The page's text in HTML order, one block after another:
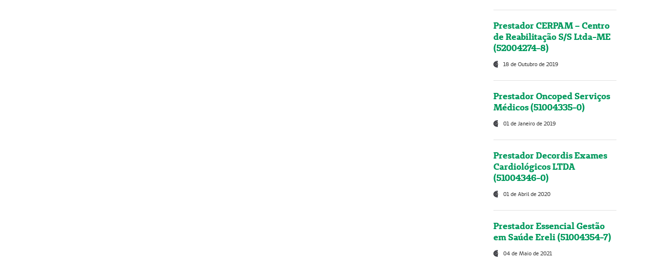
Prestador CERPAM – Centro
de Reabilitação S/S Ltda-ME
(52004274-8)
18 de Outubro de 2019
Prestador Oncoped Serviços
Médicos (51004335-0)
01 de Janeiro de 2019
Prestador Decordis Exames
Cardiológicos LTDA
(51004346-0)
01 de Abril de 2020
Prestador Essencial Gestão
em Saúde Ereli (51004354-7)
04 de Maio de 2021